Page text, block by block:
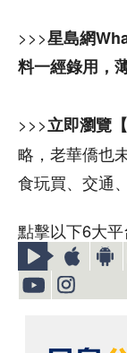
>>>星島網
料一經錄用，
>>>立即瀏覽【
略，老華僑也
食玩買、交通
點擊以下6大